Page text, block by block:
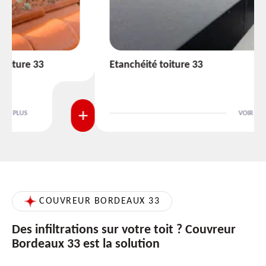
Etanchéité toiture 33
VOIR PLUS
COUVREUR BORDEAUX 33
Des infiltrations sur votre toit ? Couvreur
Bordeaux 33 est la solution